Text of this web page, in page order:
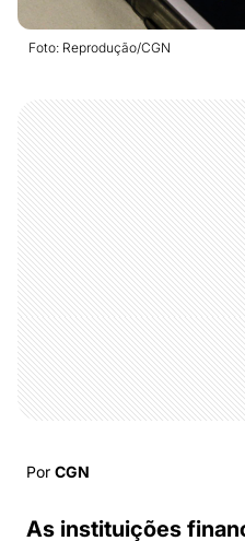
Foto: Reprodução/CGN
Por CGN
As instituições